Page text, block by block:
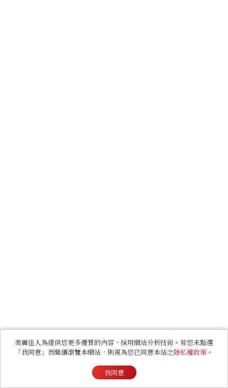
美麗佳人為提供您更多優質的內容，採用網站分析技術。若您未點選
「我同意」而繼續瀏覽本網站，則視為您已同意本站之隱私權政策 。
我同意